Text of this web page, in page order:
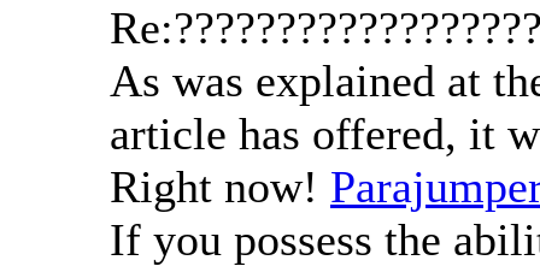
As was explained at
article has offered, it
Right now!
If you possess the